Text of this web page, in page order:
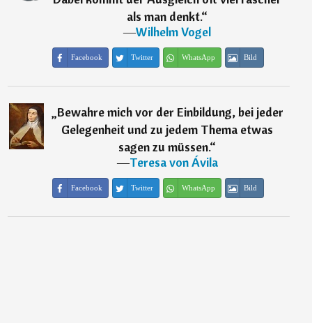
als man denkt.“
―Wilhelm Vogel
Facebook Twitter WhatsApp Bild
„Bewahre mich vor der Einbildung, bei jeder
Gelegenheit und zu jedem Thema etwas
sagen zu müssen.“
―Teresa von Ávila
Facebook Twitter WhatsApp Bild